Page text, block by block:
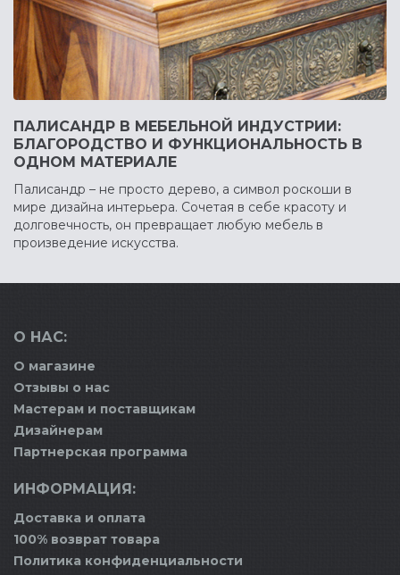
ПАЛИСАНДР В МЕБЕЛЬНОЙ ИНДУСТРИИ:
БЛАГОРОДСТВО И ФУНКЦИОНАЛЬНОСТЬ В
ОДНОМ МАТЕРИАЛЕ
Палисандр – не просто дерево, а символ роскоши в
мире дизайна интерьера. Сочетая в себе красоту и
долговечность, он превращает любую мебель в
произведение искусства.
О НАС:
О магазине
Отзывы о нас
Мастерам и поставщикам
Дизайнерам
Партнерская программа
ИНФОРМАЦИЯ:
Доставка и оплата
100% возврат товара
Политика конфиденциальности